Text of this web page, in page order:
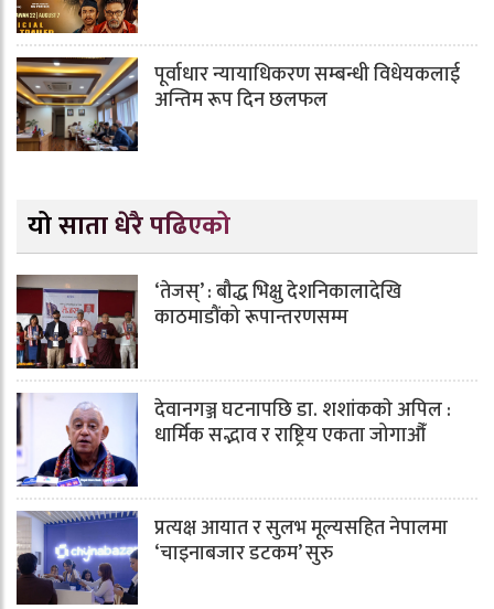
पूर्वाधार न्यायाधिकरण सम्बन्धी विधेयकलाई
अन्तिम रूप दिन छलफल
यो साता धेरै पढिएको
‘तेजस्’ : बौद्ध भिक्षु देशनिकालादेखि
काठमाडौंको रूपान्तरणसम्म
देवानगञ्ज घटनापछि डा. शशांककाे अपिल :
धार्मिक सद्भाव र राष्ट्रिय एकता जोगाऔँ
प्रत्यक्ष आयात र सुलभ मूल्यसहित नेपालमा
‘चाइनाबजार डटकम’ सुरु